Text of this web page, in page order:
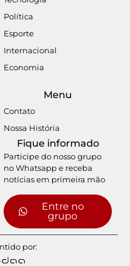
Política
Esporte
Internacional
Economia
Menu
Contato
Nossa História
Fique informado
Participe do nosso grupo
no Whatsapp e receba
notícias em primeira mão
Entre no
grupo
por: